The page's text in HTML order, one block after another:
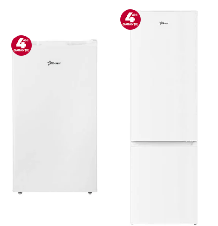
Iluminat & electrice
Prelungitoare
Sport & Activitati in aer liber